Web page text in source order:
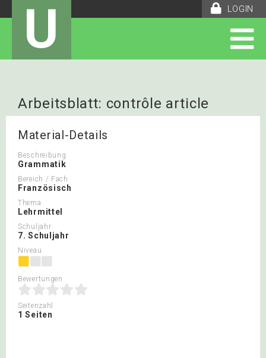
LOGIN
U
Arbeitsblatt: contrôle article
partitif
Material-Details
Beschreibung
Grammatik
Bereich / Fach
Französisch
Thema
Lehrmittel
Schuljahr
7. Schuljahr
Niveau
Bewertungen
Seitenzahl
1 Seiten